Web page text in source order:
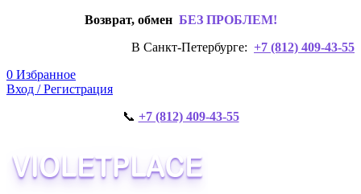
Возврат, обмен БЕЗ ПРОБЛЕМ!
В Санкт-Петербурге: +7 (812) 409-43-55
0 Избранное
Вход / Регистрация
📞 +7 (812) 409-43-55